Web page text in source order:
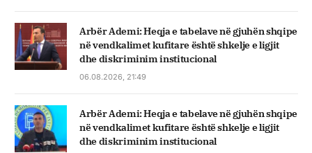
Arbër Ademi: Heqja e tabelave në gjuhën shqipe
në vendkalimet kufitare është shkelje e ligjit
dhe diskriminim institucional
06.08.2026, 21:49
Arbër Ademi: Heqja e tabelave në gjuhën shqipe
në vendkalimet kufitare është shkelje e ligjit
dhe diskriminim institucional